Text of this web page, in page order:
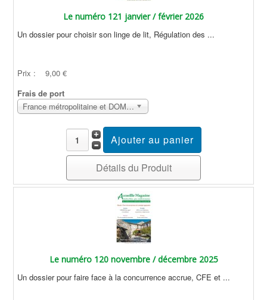
Le numéro 121 janvier / février 2026
Un dossier pour choisir son linge de lit, Régulation des ...
Prix :
9,00 €
Frais de port
France métropolitaine et DOM Sans surcoût
Détails du Produit
Le numéro 120 novembre / décembre 2025
Un dossier pour faire face à la concurrence accrue, CFE et ...